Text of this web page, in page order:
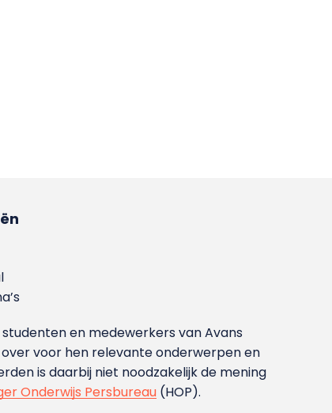
en medewerkers van Avans
voor hen relevante onderwerpen en
is daarbij niet noodzakelijk de mening
Onderwijs Persbureau (HOP).